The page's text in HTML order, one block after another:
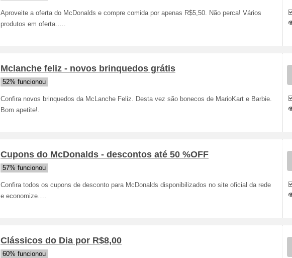
Aproveite a oferta do McDonalds e compre comida por apenas R$5,50. Não perca! Vários
produtos em oferta.….
Mclanche feliz - novos brinquedos grátis
52% funcionou
Confira novos brinquedos da McLanche Feliz. Desta vez são bonecos de MarioKart e Barbie.
Bom apetite!.
Cupons do McDonalds - descontos até 50 %OFF
57% funcionou
Confira todos os cupons de desconto para McDonalds disponibilizados no site oficial da rede
e economize….
Clássicos do Dia por R$8,00
60% funcionou